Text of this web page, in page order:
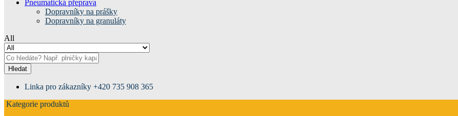
Pneumatická přeprava
Dopravníky na prášky
Dopravníky na granuláty
All
Hledat
Linka pro zákazníky +420 735 908 365
Kategorie produktů